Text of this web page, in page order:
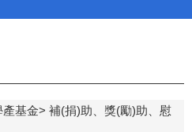
產基金
補(捐)助、獎(勵)助、慰